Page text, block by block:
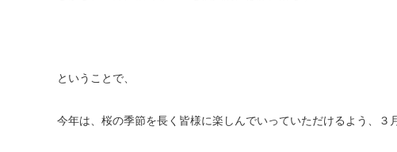
ということで、
今年は、桜の季節を長く皆様に楽しんでいっていただけるよう、３